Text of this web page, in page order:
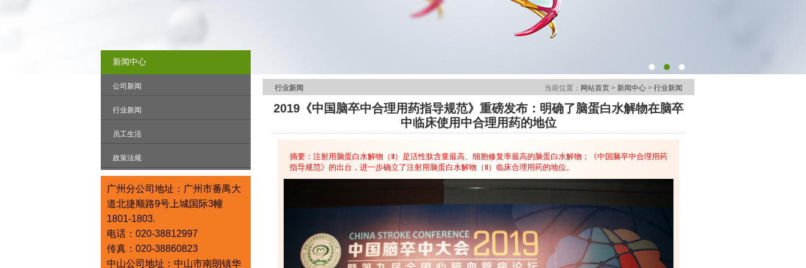
新闻中心
公司新闻
行业新闻
员工生活
政策法规
广州分公司地址：广州市番禺大
道北捷顺路9号上城国际3幢
1801-1803.
电话：020-38812997
传真：020-38860823
中山公司地址：中山市南朗镇华
当前位置： 网站首页 > 新闻中心 > 行业新闻
行业新闻
2019《中国脑卒中合理用药指导规范》重磅发布：明确了脑蛋白水解物在脑卒
中临床使用中合理用药的地位
摘要：注射用脑蛋白水解物（Ⅱ）是活性肽含量最高、细胞修复率最高的脑蛋白水解物；《中国脑卒中合理用药
指导规范》的出台，进一步确立了注射用脑蛋白水解物（Ⅱ）临床合理用药的地位。